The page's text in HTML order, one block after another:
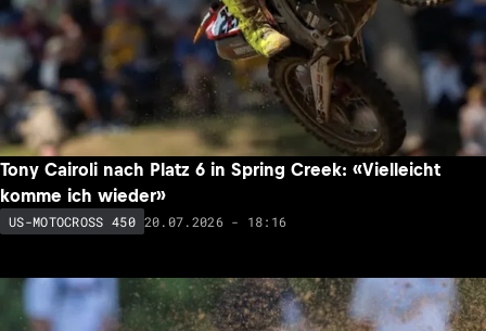
Tony Cairoli nach Platz 6 in Spring Creek: «Vielleicht
komme ich wieder»
US-MOTOCROSS 450 20.07.2026 - 18:16